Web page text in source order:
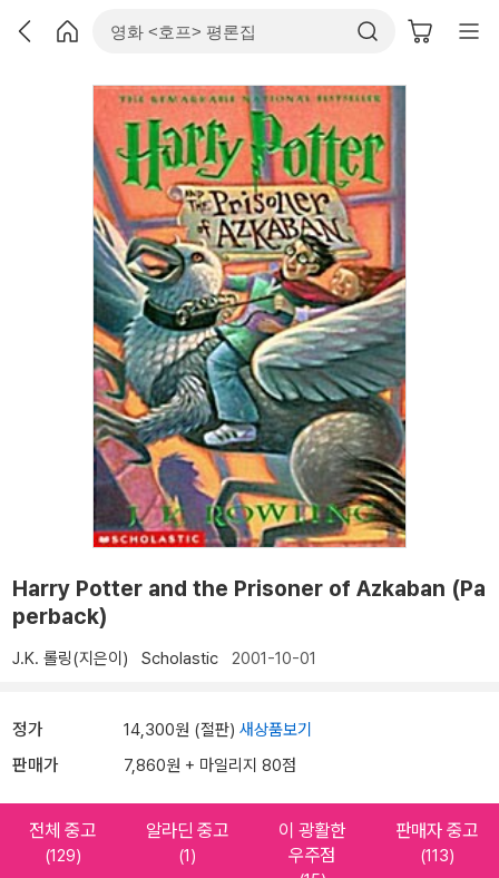
Harry Potter and the Prisoner of Azkaban (Pa
perback)
J.K. 롤링(지은이) Scholastic 2001-10-01
정가 14,300원 (절판) 새상품보기
판매가 7,860원 + 마일리지 80점
전체 중고
(129)
알라딘 중고
(1)
이 광활한
우주점
판매자 중고
(113)